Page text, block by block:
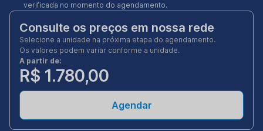
verificada no momento do agendamento.
Consulte os preços em nossa rede
Selecione a unidade na próxima etapa do agendamento.
Os valores podem variar conforme a unidade.
A partir de:
R$ 1.780,00
Agendar